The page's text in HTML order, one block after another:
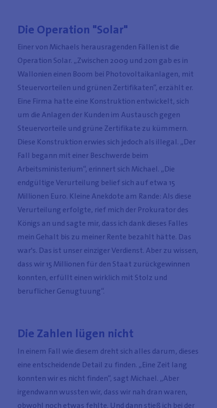
Die Operation "Solar"
Einer von Michaels herausragenden Fällen ist die
Operation Solar. „Zwischen 2009 und 2011 gab es in
Wallonien einen Boom bei Photovoltaikanlagen, mit
Steuervorteilen und grünen Zertifikaten“, erzählt er.
Eine Firma hatte eine Konstruktion entwickelt, sich
um die Anlagen der Kunden im Austausch gegen
Steuervorteile und grüne Zertifikate zu kümmern.
Diese Konstruktion erwies sich jedoch als illegal. „Der
Fall begann mit einer Beschwerde beim
Arbeitsministerium“, erinnert sich Michael. „Die
endgültige Verurteilung belief sich auf etwa 15
Millionen Euro. Kleine Anekdote am Rande: Als diese
Verurteilung erfolgte, rief mich der Prokurator des
Königs an und sagte mir, dass ich dank dieses Falles
mein Gehalt bis zu meiner Rente bezahlt hätte. Das
war's. Das ist unser einziger Verdienst. Aber zu wissen,
dass wir 15 Millionen für den Staat zurückgewinnen
konnten, erfüllt einen wirklich mit Stolz und
beruflicher Genugtuung“.
Die Zahlen lügen nicht
In einem Fall wie diesem dreht sich alles darum, dieses
eine entscheidende Detail zu finden. „Eine Zeit lang
konnten wir es nicht finden“, sagt Michael. „Aber
irgendwann wussten wir, dass wir nah dran waren,
obwohl noch etwas fehlte. Und dann stieß ich bei der